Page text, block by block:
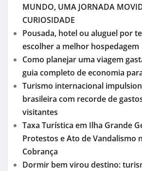
MUNDO, UMA JORNADA
CURIOSIDADE
Pousada, hotel ou aluguel por
escolher a melhor hospedagem
Como planejar uma viagem
guia completo de economia
Turismo internacional
brasileira com recorde de
visitantes
Taxa Turística em Ilha Grande
Protestos e Ato de Vandalismo
Cobrança
Dormir bem virou destino: